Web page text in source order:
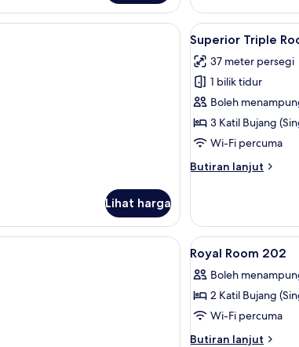
Double
Room
Superior Twin Room | Meja, Wi-fi percuma
Lihat harga
Lihat
semua
foto
untuk
Superior
Triple
Room
8
Superior Triple
37 meter persegi
1 bilik tidur
Boleh
3 Katil Bujang
Wi-Fi percuma
Butiran lanjut
Butiran
Triple
Room
Lihat
semua
foto
untuk
Royal
Room
8
Royal Room 202
Boleh
2 Katil Bujang
Wi-Fi percuma
Butiran lanjut
Butiran